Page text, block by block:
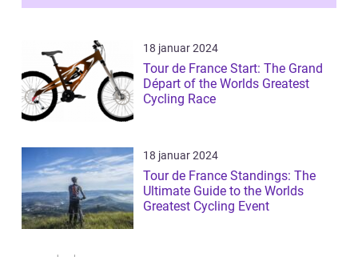
18 januar 2024
Tour de France Start: The Grand
Départ of the Worlds Greatest
Cycling Race
18 januar 2024
Tour de France Standings: The
Ultimate Guide to the Worlds
Greatest Cycling Event